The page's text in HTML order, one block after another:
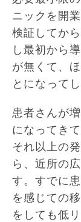
ニックを開
検証してか
し最初から
が無くて、
とになって
患者さんが
になってき
それ以上の
ら、近所の
す。すでに
を感じての
をしても低